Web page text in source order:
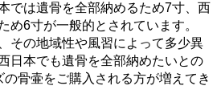
では遺骨を全部納めるため7寸、西
め6寸が一般的とされています。
その地域性や風習によって多少異
日本でも遺骨を全部納めたいとの
骨壷をご購入される方が増えてき